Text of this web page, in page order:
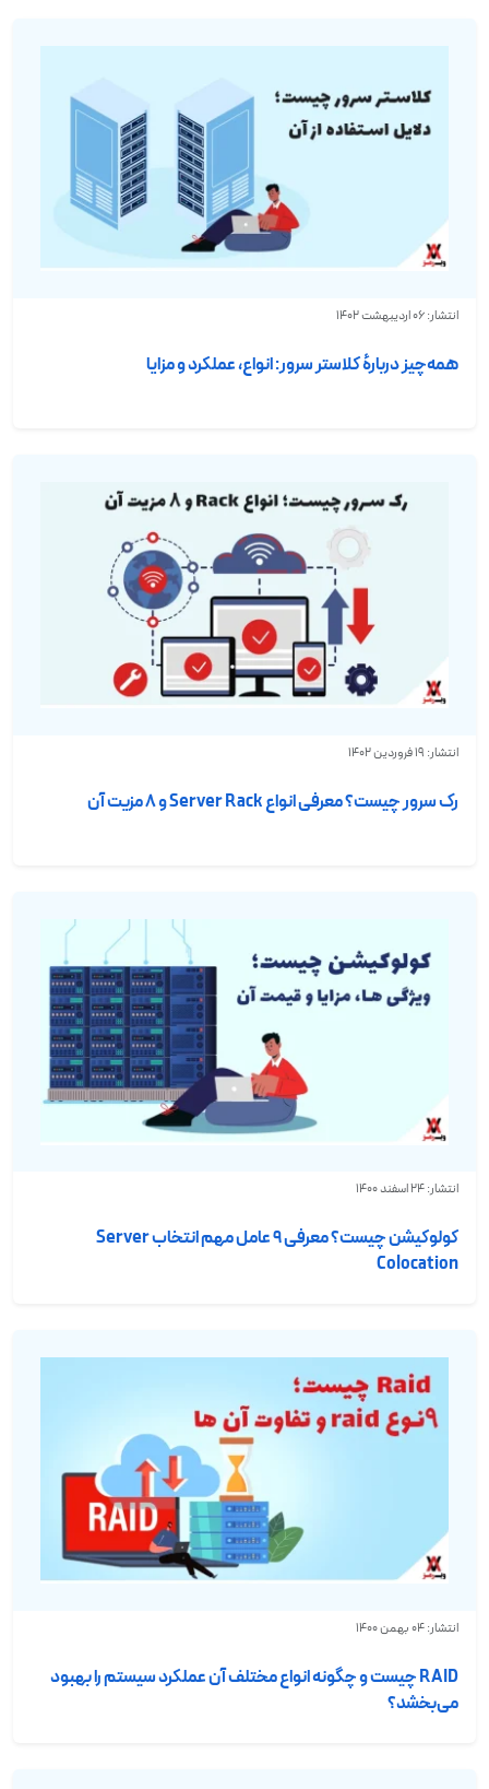
انتشار: 06 اردیبهشت 1402
همه‌چیز دربارهٔ کلاستر سرور: انواع، عملکرد و مزایا
انتشار: 19 فروردین 1402
رک سرور چیست؟ معرفی انواع Server Rack و ۸ مزیت آن
انتشار: 24 اسفند 1400
کولوکیشن چیست؟ معرفی ۹ عامل مهم انتخاب Server
Colocation
انتشار: 04 بهمن 1400
RAID چیست و چگونه انواع مختلف آن عملکرد سیستم را بهبود
می‌بخشد؟